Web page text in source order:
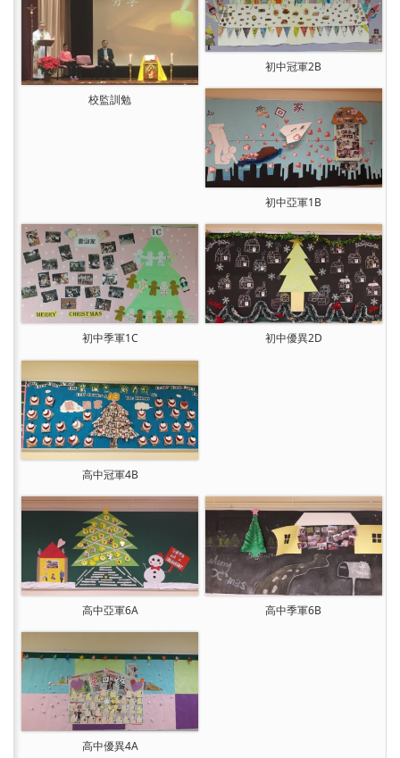
校監訓勉
初中冠軍2B
初中亞軍1B
初中季軍1C 初中優異2D
高中冠軍4B
高中亞軍6A 高中季軍6B
高中優異4A